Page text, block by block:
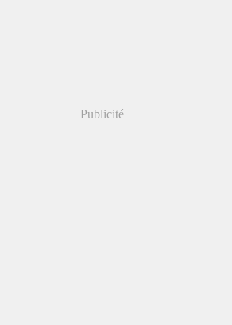
Publicité